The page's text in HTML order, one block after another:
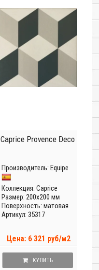
Caprice Provence Deco
Производитель: Equipe
Коллекция: Caprice
Размер: 200x200 мм
Поверхность: матовая
Артикул: 35317
Цена: 6 321 руб/м2
КУПИТЬ